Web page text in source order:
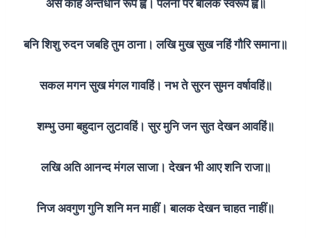
अस कहि अन्तर्धान रूप ह्वै। पलना पर बालक स्वरूप ह्वै॥
बनि शिशु रुदन जबहि तुम ठाना। लखि मुख सुख नहिं गौरि समाना॥
सकल मगन सुख मंगल गावहिं। नभ ते सुरन सुमन वर्षावहिं॥
शम्भु उमा बहुदान लुटावहिं। सुर मुनि जन सुत देखन आवहिं॥
लखि अति आनन्द मंगल साजा। देखन भी आए शनि राजा॥
निज अवगुण गुनि शनि मन माहीं। बालक देखन चाहत नाहीं॥